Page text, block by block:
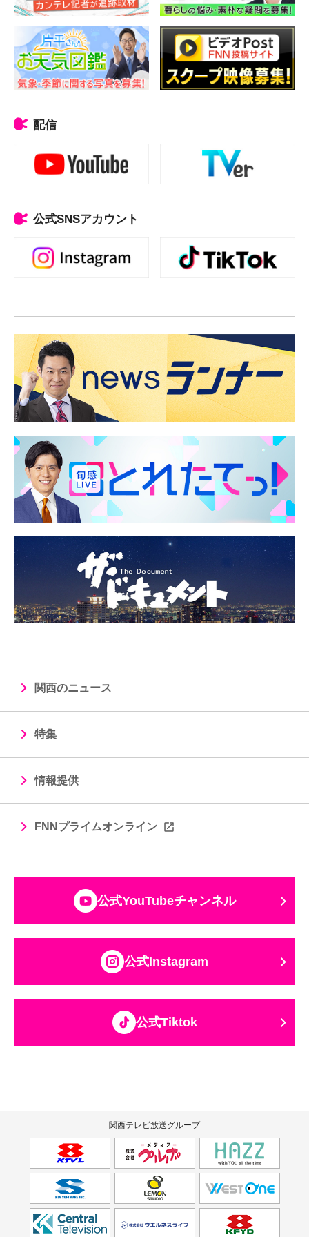
配信
公式SNSアカウント
関西のニュース
特集
情報提供
FNNプライムオンライン
公式YouTubeチャンネル
公式Instagram
公式Tiktok
関西テレビ放送グループ